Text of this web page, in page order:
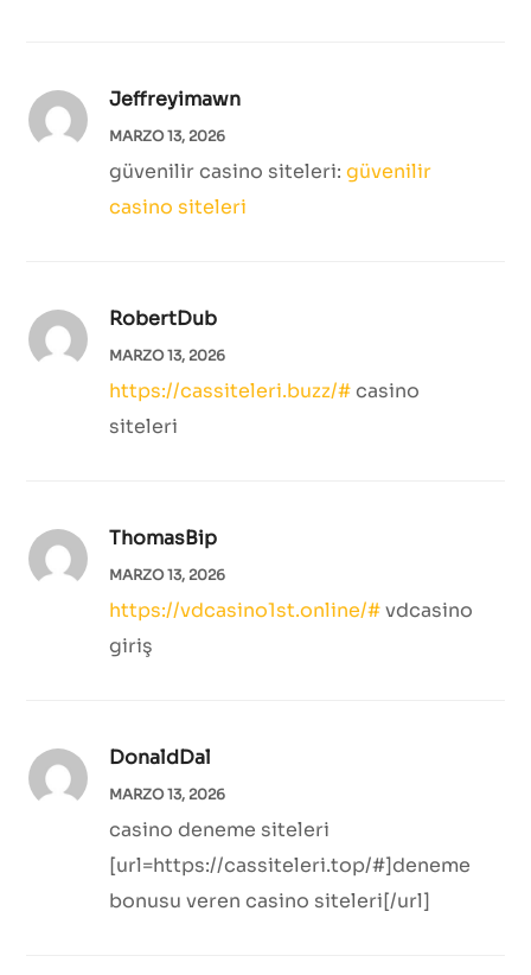
Jeffreyimawn
MARZO 13, 2026
güvenilir casino siteleri:güvenilir
casino siteleri
RobertDub
MARZO 13, 2026
https://cassiteleri.buzz/#casino
siteleri
ThomasBip
MARZO 13, 2026
https://vdcasino1st.online/#vdcasino
giriş
DonaldDal
MARZO 13, 2026
casino deneme siteleri
[url=https://cassiteleri.top/#]deneme
bonusu veren casino siteleri[/url]